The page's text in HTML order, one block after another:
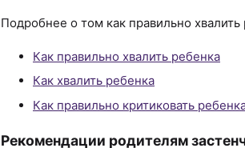
Подробнее о том как правильно
Как правильно хвалить ребенка
Как хвалить ребенка
Как правильно критиковать
Рекомендации родителям